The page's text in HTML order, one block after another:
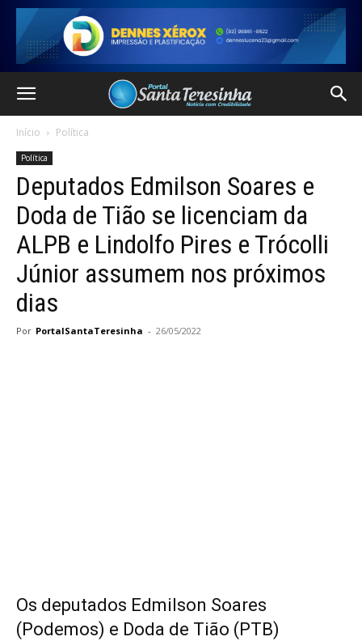
Início Política
Política
Deputados Edmilson Soares e
Doda de Tião se licenciam da
ALPB e Lindolfo Pires e Trócolli
Júnior assumem nos próximos
dias
Por PortalSantaTeresinha - 26/05/2022
Os deputados Edmilson Soares
(Podemos) e Doda de Tião (PTB)